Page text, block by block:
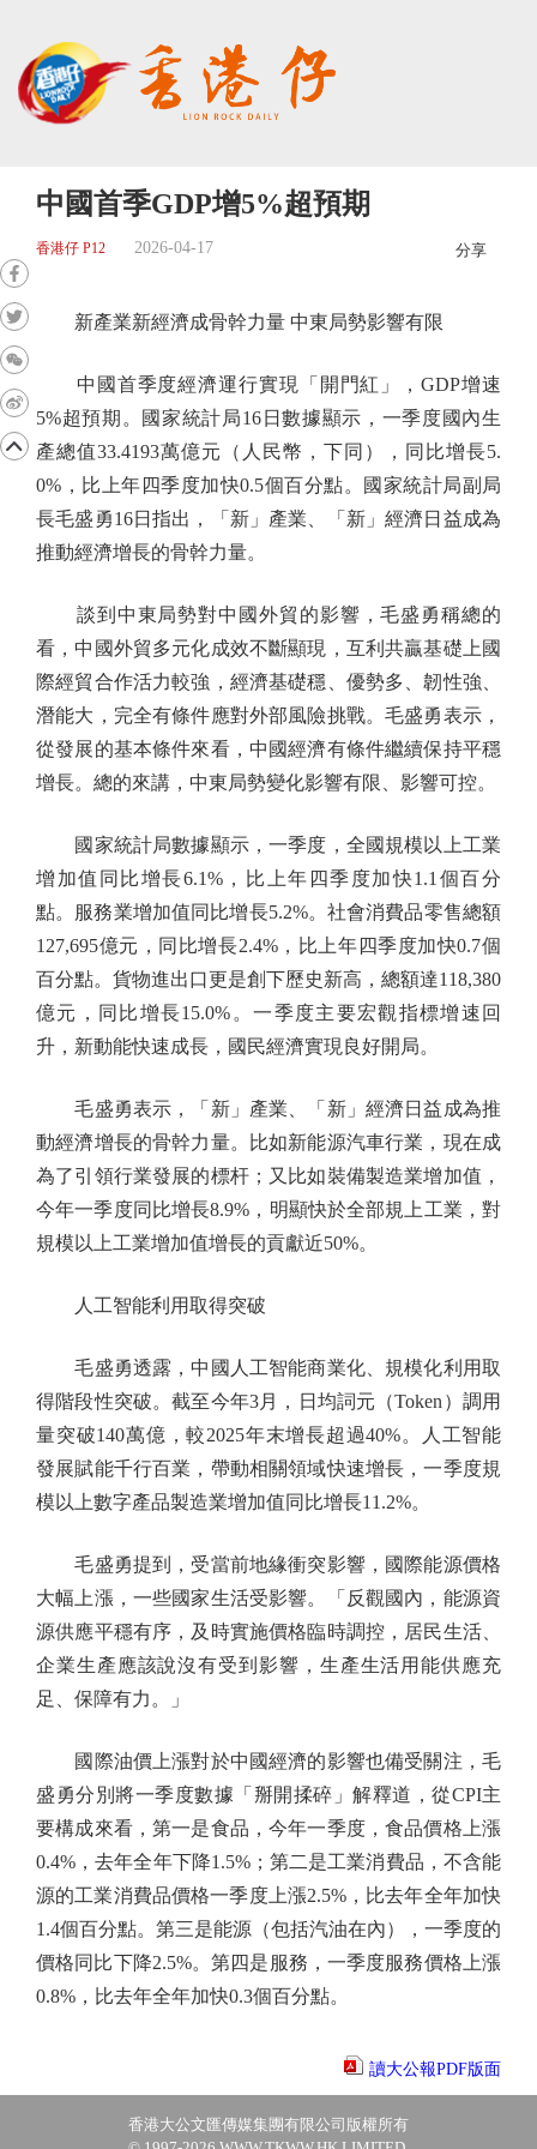
中國首季GDP增5%超預期
香港仔 P12 2026-04-17 分享
新產業新經濟成骨幹力量 中東局勢影響有限
中國首季度經濟運行實現「開門紅」，GDP增速
5%超預期。國家統計局16日數據顯示，一季度國內生
產總值33.4193萬億元（人民幣，下同），同比增長5.
0%，比上年四季度加快0.5個百分點。國家統計局副局
長毛盛勇16日指出，「新」產業、「新」經濟日益成為
推動經濟增長的骨幹力量。
談到中東局勢對中國外貿的影響，毛盛勇稱總的
看，中國外貿多元化成效不斷顯現，互利共贏基礎上國
際經貿合作活力較強，經濟基礎穩、優勢多、韌性強、
潛能大，完全有條件應對外部風險挑戰。毛盛勇表示，
從發展的基本條件來看，中國經濟有條件繼續保持平穩
增長。總的來講，中東局勢變化影響有限、影響可控。
國家統計局數據顯示，一季度，全國規模以上工業
增加值同比增長6.1%，比上年四季度加快1.1個百分
點。服務業增加值同比增長5.2%。社會消費品零售總額
127,695億元，同比增長2.4%，比上年四季度加快0.7個
百分點。貨物進出口更是創下歷史新高，總額達118,380
億元，同比增長15.0%。一季度主要宏觀指標增速回
升，新動能快速成長，國民經濟實現良好開局。
毛盛勇表示，「新」產業、「新」經濟日益成為推
動經濟增長的骨幹力量。比如新能源汽車行業，現在成
為了引領行業發展的標杆；又比如裝備製造業增加值，
今年一季度同比增長8.9%，明顯快於全部規上工業，對
規模以上工業增加值增長的貢獻近50%。
人工智能利用取得突破
毛盛勇透露，中國人工智能商業化、規模化利用取
得階段性突破。截至今年3月，日均詞元（Token）調用
量突破140萬億，較2025年末增長超過40%。人工智能
發展賦能千行百業，帶動相關領域快速增長，一季度規
模以上數字產品製造業增加值同比增長11.2%。
毛盛勇提到，受當前地緣衝突影響，國際能源價格
大幅上漲，一些國家生活受影響。「反觀國內，能源資
源供應平穩有序，及時實施價格臨時調控，居民生活、
企業生產應該說沒有受到影響，生產生活用能供應充
足、保障有力。」
國際油價上漲對於中國經濟的影響也備受關注，毛
盛勇分別將一季度數據「掰開揉碎」解釋道，從CPI主
要構成來看，第一是食品，今年一季度，食品價格上漲
0.4%，去年全年下降1.5%；第二是工業消費品，不含能
源的工業消費品價格一季度上漲2.5%，比去年全年加快
1.4個百分點。第三是能源（包括汽油在內），一季度的
價格同比下降2.5%。第四是服務，一季度服務價格上漲
0.8%，比去年全年加快0.3個百分點。
讀大公報PDF版面
香港大公文匯傳媒集團有限公司版權所有